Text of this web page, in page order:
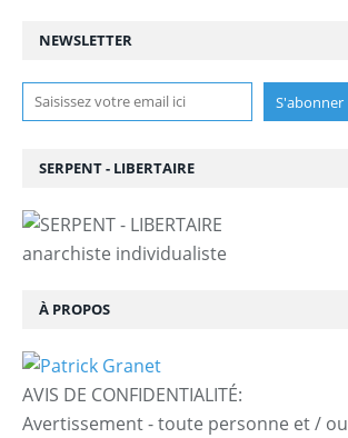
NEWSLETTER
SERPENT - LIBERTAIRE
anarchiste individualiste
À PROPOS
AVIS DE CONFIDENTIALITÉ:
Avertissement - toute personne et / ou